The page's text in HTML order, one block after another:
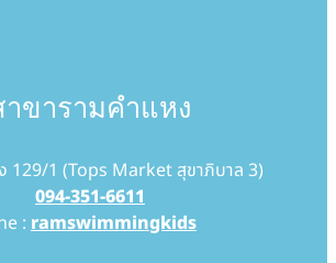
าขารามคำแหง
129/1 (Tops Market สุขาภิบาล 3)
094-351-6611
: ramswimmingkids